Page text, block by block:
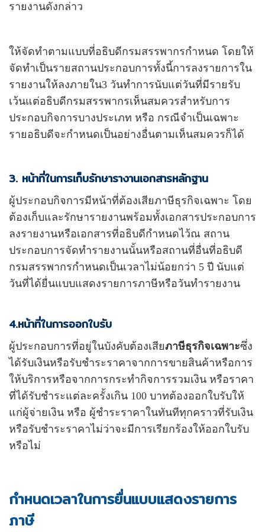
รายงานดังกล่าว
ให้จัดทำตามแบบที่อธิบดีกรมสรรพากรกำหนด โดยให้
จัดทำเป็นรายสถานประกอบการทั้งนี้การลงรายการใน
รายงานให้ลงภายใน3 วันทำการนับแต่วันที่มีรายรับ
เว้นแต่อธิบดีกรมสรรพากรเห็นสมควรสำหรับการ
ประกอบกิจการบางประเภท หรือ กรณีจำเป็นเฉพาะ
รายอธิบดีจะกำหนดเป็นอย่างอื่นตามเห็นสมควรก็ได้
3. หน้าที่ในการเก็บรักษารางานเอกสารหลักฐาน
ผู้ประกอบกิจการมีหน้าที่ต้องเสียภาษีธุรกิจเฉพาะ โดย
ต้องเก็บและรักษารายงานพร้อมทั้งเอกสารประกอบการ
ลงรายงานหรือเอกสารที่อธิบดีกำหนดไว้ณ สถาน
ประกอบการจัดทำรายงานนั้นหรือสถานที่อื่นที่อธิบดี
กรมสรรพากรกำหนดเป็นเวลาไม่น้อยกว่า 5 ปี นับแต่
วันที่ได้ยื่นแบบแสดงรายการภาษีหรือวันทำรายงาน
4.หน้าที่ในการออกใบรับ
ผู้ประกอบการที่อยู่ในบังคับต้องเสียภาษีธุรกิจเฉพาะซึ่ง
ได้รับเงินหรือรับชำระราคาจากการขายสินค้าหรือการ
ให้บริการหรือจากการกระทำกิจการรวมเงิน หรือราคา
ที่ได้รับชำระแต่ละครั้งเกิน 100 บาทต้องออกใบรับให้
แก่ผู้จ่ายเงิน หรือ ผู้ชำระราคาในทันทีทุกคราวที่รับเงิน
หรือรับชำระราคาไม่ว่าจะมีการเรียกร้องให้ออกใบรับ
หรือไม่
กำหนดเวลาในการยื่นแบบแสดงรายการ
ภาษี